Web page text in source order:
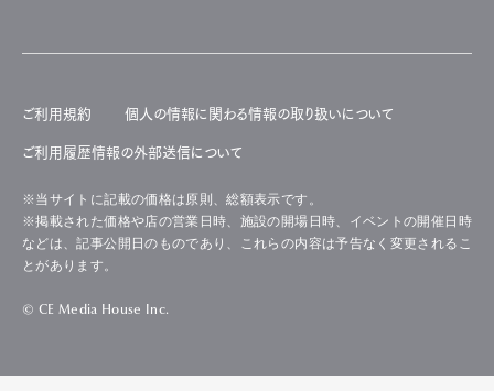
ご利用規約 個人の情報に関わる情報の取り扱いについて
ご利用履歴情報の外部送信について
※当サイトに記載の価格は原則、総額表示です。
※掲載された価格や店の営業日時、施設の開場日時、イベントの開催日時
などは、記事公開日のものであり、これらの内容は予告なく変更されるこ
とがあります。
© CE Media House Inc.